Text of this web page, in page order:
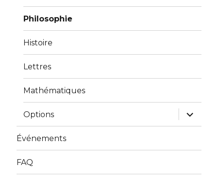
Philosophie
Histoire
Lettres
Mathématiques
Options
ouvrir
le
sous-
Événements
FAQ